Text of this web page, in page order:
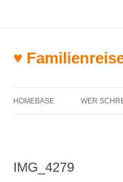
♥
HOMEBASE WER
IMG_4279